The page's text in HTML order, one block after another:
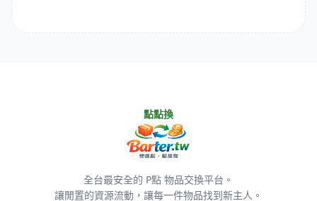
點點換
全台最安全的 P點 物品交換平台。
讓閒置的資源流動，讓每一件物品找到新主人。